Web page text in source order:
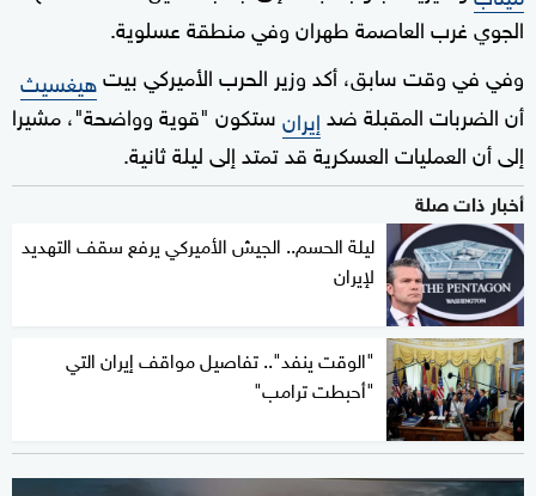
الجوي غرب العاصمة طهران وفي منطقة عسلوية.
وفي في وقت سابق، أكد وزير الحرب الأميركي بيتهيغسيث
أن الضربات المقبلة ضدإيرانستكون "قوية وواضحة"، مشيرا
إلى أن العمليات العسكرية قد تمتد إلى ليلة ثانية.
أخبار ذات صلة
ليلة الحسم.. الجيش الأميركي يرفع سقف التهديد
لإيران
"الوقت ينفد".. تفاصيل مواقف إيران التي
"أحبطت ترامب"